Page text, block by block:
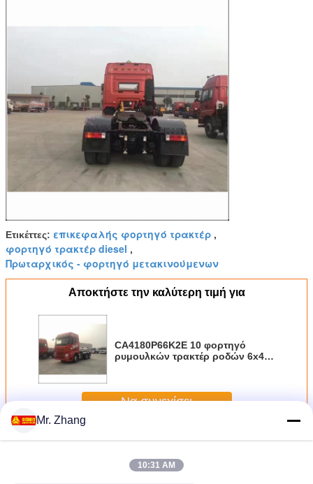
Ετικέττες: επικεφαλής φορτηγό τρακτέρ ,
φορτηγό τρακτέρ diesel ,
Πρωταρχικός - φορτηγό μετακινούμενων
Αποκτήστε την καλύτερη τιμή για
CA4180P66K2E 10 φορτηγό
ρυμουλκών τρακτέρ ροδών 6x4
Να συνεχίσει
Περισσότεροιφορτηγό ρυμουλκών τρακτέρ
Mr. Zhang
10:31 AM